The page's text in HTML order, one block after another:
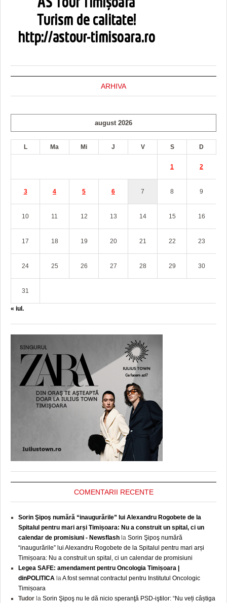
ARHIVA
august 2026
L Ma Mi J V S D
1 2
3 4 5 6 7 8 9
10 11 12 13 14 15 16
17 18 19 20 21 22 23
24 25 26 27 28 29 30
31
« iul.
COMENTARII RECENTE
Sorin Şipoş numără “inaugurările” lui Alexandru Rogobete de la
Spitalul pentru mari arși Timișoara: Nu a construit un spital, ci un
calendar de promisiuni - Newsflash la Sorin Şipoş numără
“inaugurările” lui Alexandru Rogobete de la Spitalul pentru mari arși
Timișoara: Nu a construit un spital, ci un calendar de promisiuni
Legea SAFE: amendament pentru Oncologia Timișoara |
dinPOLITICA laA fost semnat contractul pentru Institutul Oncologic
Timișoara
Tudor la Sorin Şipoş nu le dă nicio speranţă PSD-iştilor: “Nu veți câștiga